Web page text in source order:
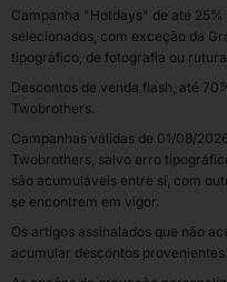
Campanha "Hotdays" de até
selecionados, com exceção da
tipográfico, de fotografia ou
Descontos de venda flash, até
Twobrothers.
Campanhas válidas de 01/08/
Twobrothers, salvo erro
são acumuláveis entre si, com
se encontrem em vigor.
Os artigos assinalados que não
acumular descontos